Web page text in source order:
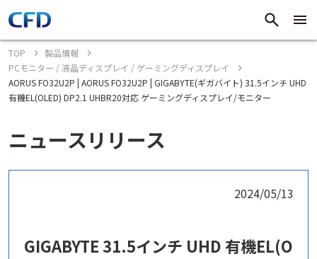
TOP
製品情報
PCモニター / 液晶ディスプレイ / ゲーミングディスプレイ
AORUS FO32U2P | AORUS FO32U2P | GIGABYTE(ギガバイト) 31.5インチ UHD
有機EL(OLED) DP2.1 UHBR20対応 ゲーミングディスプレイ/モニター
ニュースリリース
2024/05/13
GIGABYTE 31.5インチ UHD 有機EL(O